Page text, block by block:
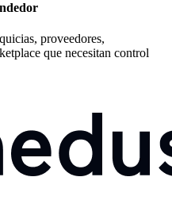
proveedores,
que necesitan control